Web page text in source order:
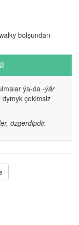
bolşundan
ýa-da -ýär
çekimsiz
özgerdipdir.